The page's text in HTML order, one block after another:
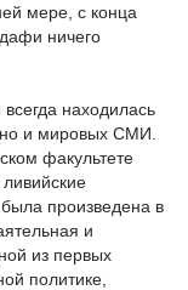
мере, с конца
ничего
находилась
но и мировых СМИ.
факультете
произведена в
и
из первых
политике,